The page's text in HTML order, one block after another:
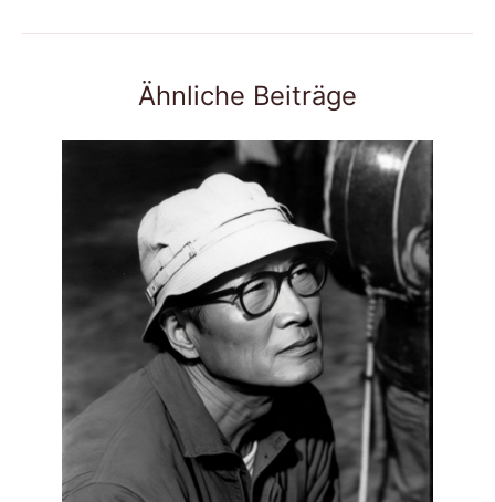
Ähnliche Beiträge